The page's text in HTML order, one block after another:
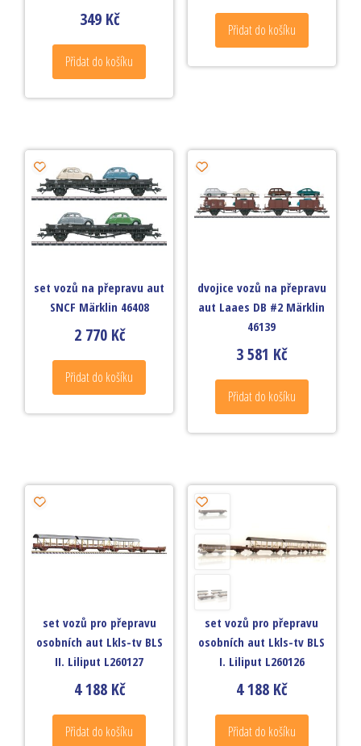
349 Kč
Přidat do košíku
Přidat do košíku
set vozů na přepravu aut
SNCF Märklin 46408
2 770 Kč
Přidat do košíku
dvojice vozů na přepravu
aut Laaes DB #2 Märklin
46139
3 581 Kč
Přidat do košíku
set vozů pro přepravu
osobních aut Lkls-tv BLS
II. Liliput L260127
4 188 Kč
Přidat do košíku
set vozů pro přepravu
osobních aut Lkls-tv BLS
I. Liliput L260126
4 188 Kč
Přidat do košíku